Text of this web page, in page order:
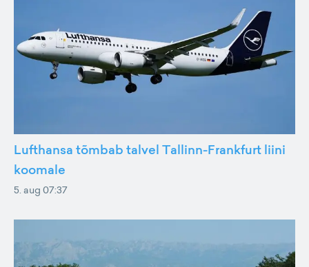
Lufthansa tõmbab talvel Tallinn-Frankfurt liini
koomale
5. aug 07:37